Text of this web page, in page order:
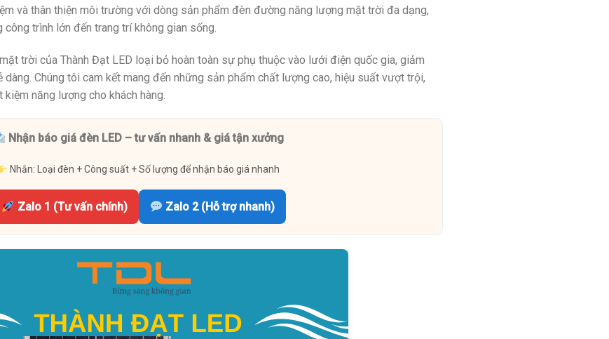
và thân thiện môi trường với dòng sản phẩm đèn đường năng lượng mặt trời đa dạng,
trình lớn đến trang trí không gian sống.
trời của Thành Đạt LED loại bỏ hoàn toàn sự phụ thuộc vào lưới điện quốc gia, giảm
Chúng tôi cam kết mang đến những sản phẩm chất lượng cao, hiệu suất vượt trội,
năng lượng cho khách hàng.
Nhận báo giá đèn LED – tư vấn nhanh & giá tận xưởng
Nhắn: Loại đèn + Công suất + Số lượng để nhận báo giá nhanh
Zalo 1 (Tư vấn chính) Zalo 2 (Hỗ trợ nhanh)